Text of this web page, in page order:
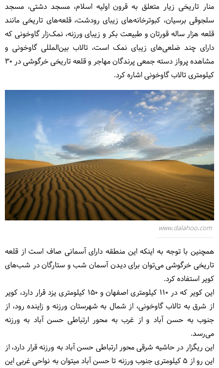
منار تاریخى زیار متعلق به قرون اولیه اسلام، مسجد دشتى، مسجد
سلجوقى برسیان، کبوترخانه‌هاى زیباى رودشت، قلعه‌های تاریخى مانند
قلعه هزار ساله قورتان و طبیعت بکر و زیباى ورزنه، نمک‌زار گاوخونى که
داراى چند ضلعی‌های زیباى نمک است، تالاب بین‌المللی گاوخونى و
مشاهده پرواز دسته جمعى پرندگان مهاجر و قلعه تاریخى خرگوشى در 30
کیلومترى تالاب گاوخونى اشاره کرد.
www.dalahoo.com
همچنین با توجه به اینکه این منطقه داراى آسمانى صاف است از قلعه
تاریخى خرگوشى می‌توان براى دیدن آسمان شب و ستارگان در شب‌هاى
کویر استفاده کرد.
این کویر که در 110 کیلومتری اصفهان و 150 کیلومتری یزد قرار دارد، کویر
از شرق به تالاب گاوخونی، از شمال به شهرستان ورزنه و زاینده رود، از
جنوب به حسن آباد و از غرب به محور ارتباطی حسن آباد به ورزنه
می‌رسد.
این ریگزار در حاشیه شرقی محور ارتباطی حسن آباد به ورزنه قرار دارد، از
این رو از 5 کیلومتری جنوب ورزنه تا حسن آباد میتوان به نواحی غربی این